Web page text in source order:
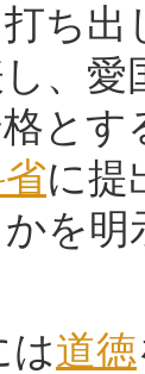
ち
、
と
に提
を
道徳